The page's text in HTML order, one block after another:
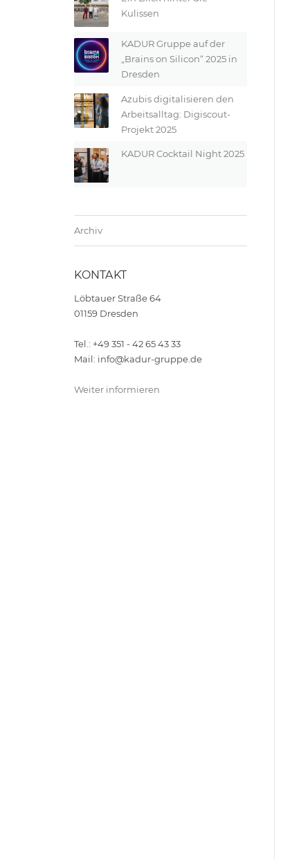
Kulissen
KADUR Gruppe auf der
„Brains on Silicon“ 2025 in
Dresden
Azubis digitalisieren den
Arbeitsalltag: Digiscout-
Projekt 2025
KADUR Cocktail Night 2025
Archiv
KONTAKT
Löbtauer Straße 64
01159 Dresden
Tel.: +49 351 - 42 65 43 33
Mail: info@kadur-gruppe.de
Weiter informieren